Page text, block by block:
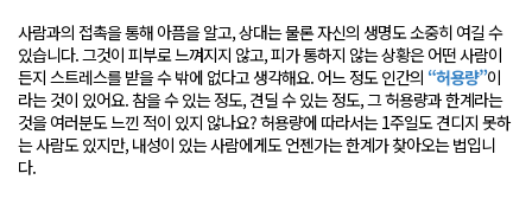
사람과의 접촉을 통해 아픔을 알고, 상대는 물론 자신의 생명도 소중히 여길 수
있습니다. 그것이 피부로 느껴지지 않고, 피가 통하지 않는 상황은 어떤 사람이
든지 스트레스를 받을 수 밖에 없다고 생각해요. 어느 정도 인간의 “허용량”이
라는 것이 있어요. 참을 수 있는 정도, 견딜 수 있는 정도, 그 허용량과 한계라는
것을 여러분도 느낀 적이 있지 않나요? 허용량에 따라서는 1주일도 견디지 못하
는 사람도 있지만, 내성이 있는 사람에게도 언젠가는 한계가 찾아오는 법입니
다.